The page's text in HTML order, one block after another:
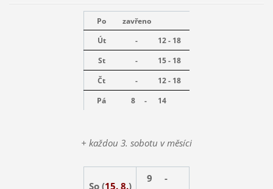
Po
zavřeno
Út
-
12 - 18
St
-
15 - 18
Čt
-
12 - 18
Pá
8 - 14
+ každou 3. sobotu v měsíci
So (15. 8.)
9 -